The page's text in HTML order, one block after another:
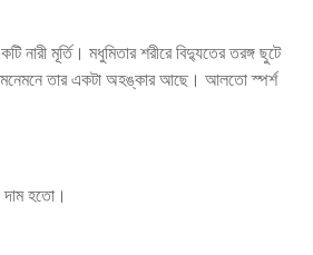
নারী মূর্তি। মধুমিতার শরীরে বিদ্যুতের তরঙ্গ ছুটে
মনেমনে তার একটা অহঙ্কার আছে। আলতো স্পর্শ
দাম হতো।